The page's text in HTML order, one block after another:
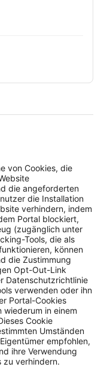
von Cookies, die
die angeforderten
die Installation
verhindern, indem
Portal blockiert,
(zugänglich unter
Tools, die als
können
die Zustimmung
Opt-Out-Link
Datenschutzrichtlinie
verwenden oder ihn
Portal-Cookies
in einem
Cookie
Umständen
empfohlen,
ihre Verwendung
zu verhindern.